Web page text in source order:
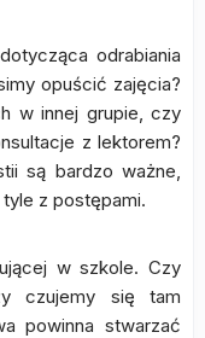
odrabiania
opuścić zajęcia?
w innej grupie, czy
z lektorem?
są bardzo ważne,
z postępami.
w szkole. Czy
czujemy się tam
powinna stwarzać